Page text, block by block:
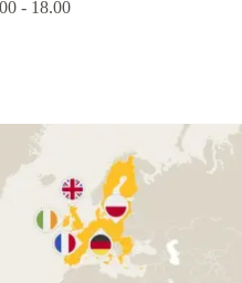
- 18.00